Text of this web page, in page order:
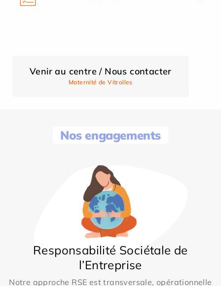
Venir au centre / Nous contacter
Maternité de Vitrolles
Nos engagements
Responsabilité Sociétale de
l’Entreprise
Notre approche RSE est transversale, opérationnelle